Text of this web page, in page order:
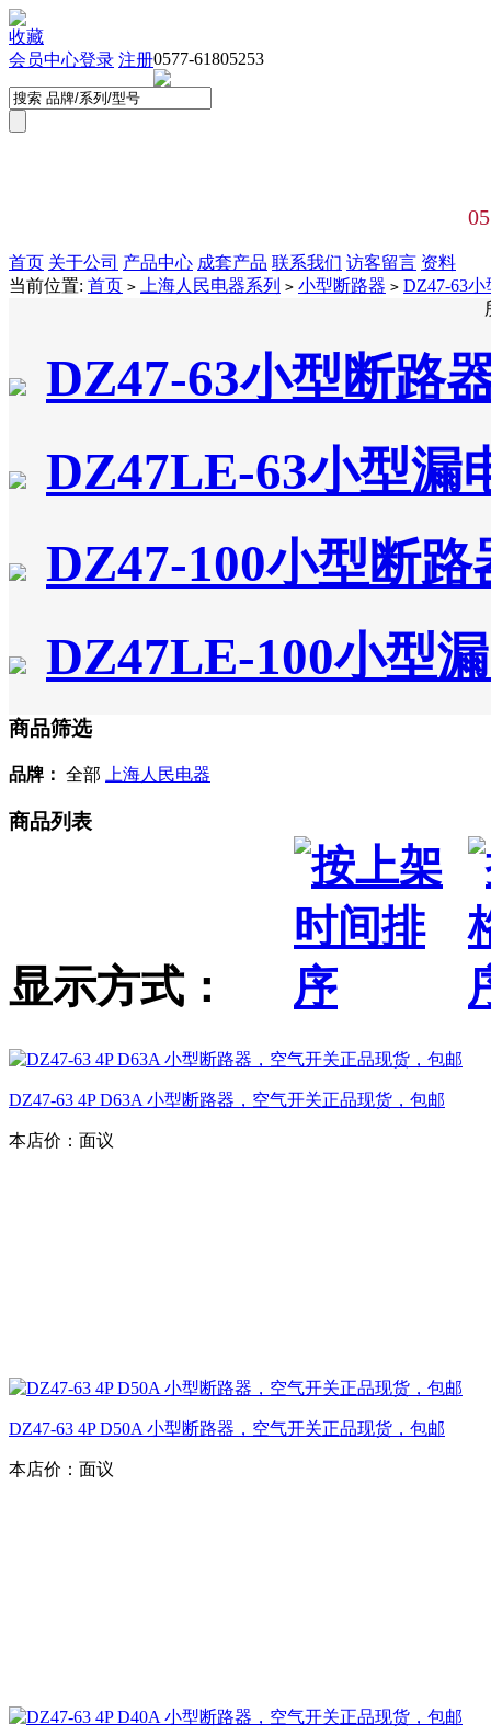
收藏
0577-61805253
登录 注册
会员中心
首页 关于公司 产品中心 成套产品 联系我们 访客留言 资料
当前位置: 首页 > 上海人民电器系列 > 小型断路器 > DZ47-63
DZ47-63小型断路
DZ47LE-63小型漏
DZ47-100小型断路
DZ47LE-100小型
商品筛选
品牌： 全部 上海人民电器
商品列表
显示方式：
DZ47-63 4P D63A 小型断路器，空气开关正品现货，包邮
本店价： 面议
DZ47-63 4P D50A 小型断路器，空气开关正品现货，包邮
本店价： 面议